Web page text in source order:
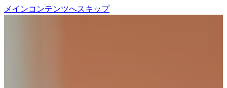
メインコンテンツへスキップ